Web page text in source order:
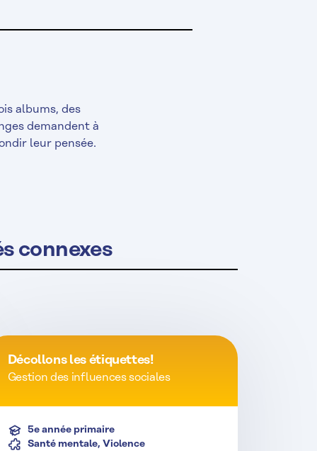
albums, des
demandent à
leur pensée.
connexes
Décollons les étiquettes!
Gestion des influences sociales
5e année primaire
Santé mentale, Violence